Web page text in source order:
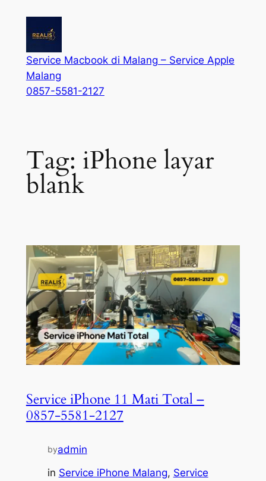
Service Macbook di Malang – Service Apple
Malang
0857-5581-2127
Tag: iPhone layar
blank
Service iPhone 11 Mati Total –
0857-5581-2127
byadmin
in Service iPhone Malang, Service